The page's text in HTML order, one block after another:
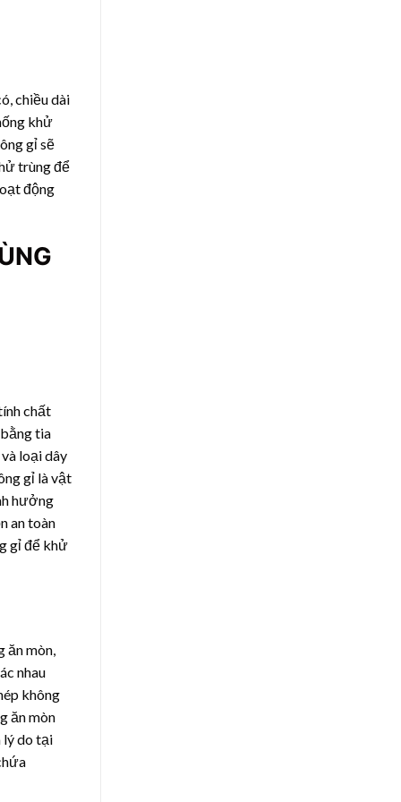
chiều dài
khử
gỉ sẽ
trùng để
động
chất
tia
loại dây
gỉ là vật
hưởng
an toàn
gỉ để khử
ăn mòn,
nhau
không
ăn mòn
lý do tại